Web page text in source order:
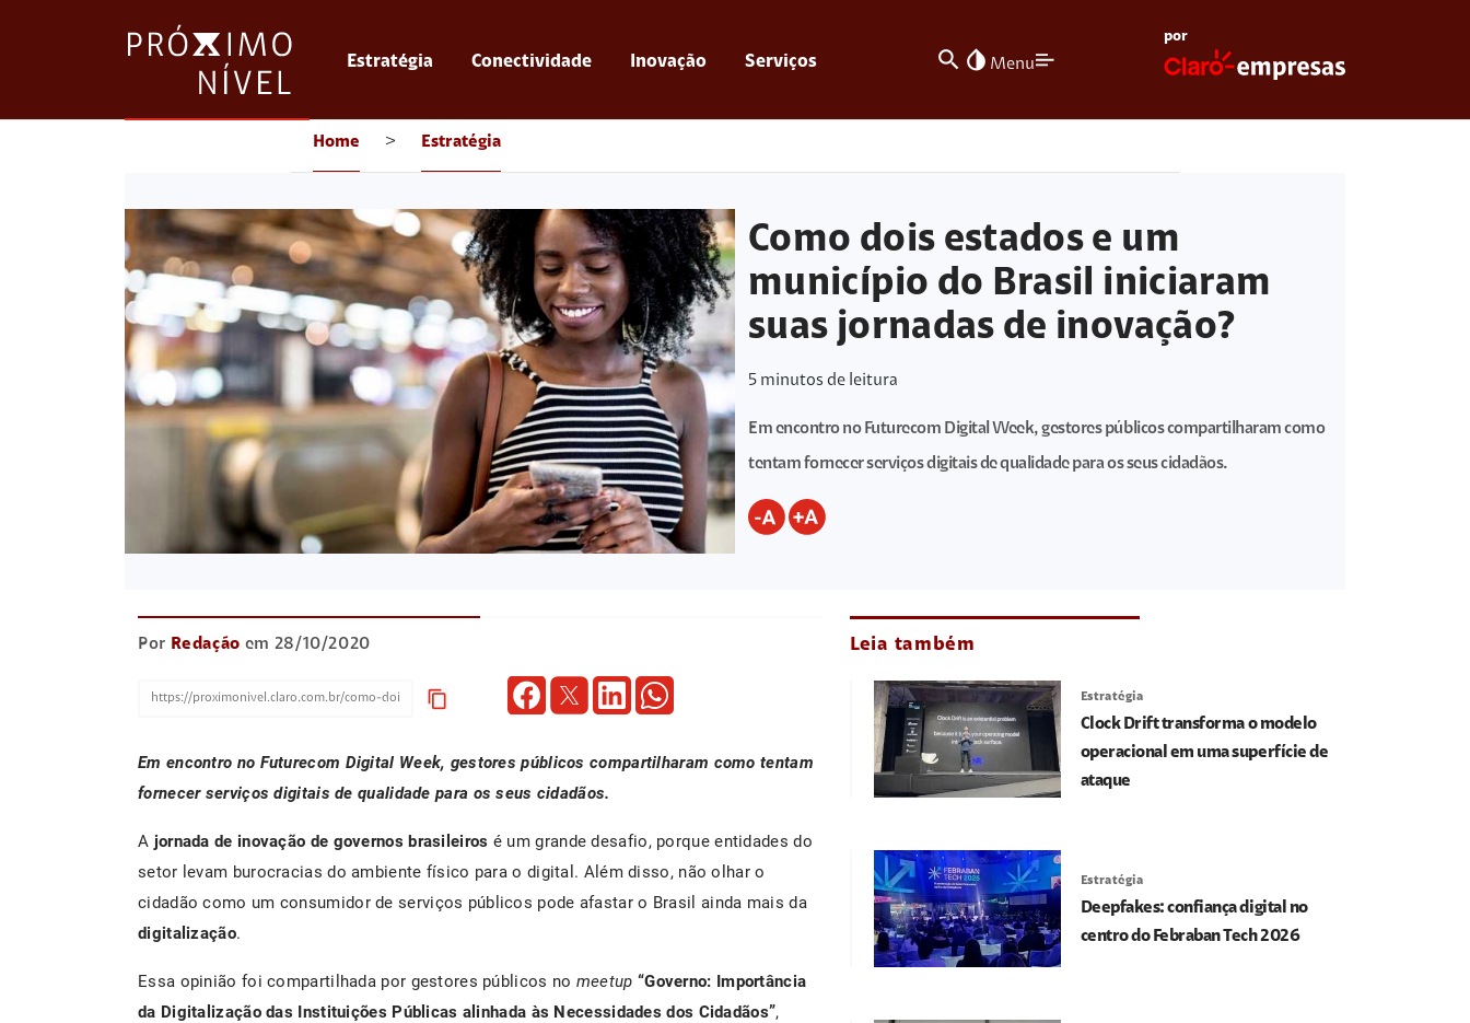
Estratégia Conectividade Inovação Serviços search invert_colors Menu
por
Home > Estratégia
Como dois estados e um
município do Brasil iniciaram
suas jornadas de inovação?
5 minutos de leitura
Em encontro no Futurecom Digital Week, gestores públicos compartilharam como
tentam fornecer serviços digitais de qualidade para os seus cidadãos.
Por Redação em 28/10/2020
content_copy
Em encontro no Futurecom Digital Week, gestores públicos compartilharam como tentam
fornecer serviços digitais de qualidade para os seus cidadãos.
A jornada de inovação de governos brasileiros é um grande desafio, porque entidades do
setor levam burocracias do ambiente físico para o digital. Além disso, não olhar o
cidadão como um consumidor de serviços públicos pode afastar o Brasil ainda mais da
digitalização.
Essa opinião foi compartilhada por gestores públicos no meetup “Governo: Importância
da Digitalização das Instituições Públicas alinhada às Necessidades dos Cidadãos”,
Leia também
Estratégia
Clock Drift transforma o modelo
operacional em uma superfície de
ataque
Estratégia
Deepfakes: confiança digital no
centro do Febraban Tech 2026